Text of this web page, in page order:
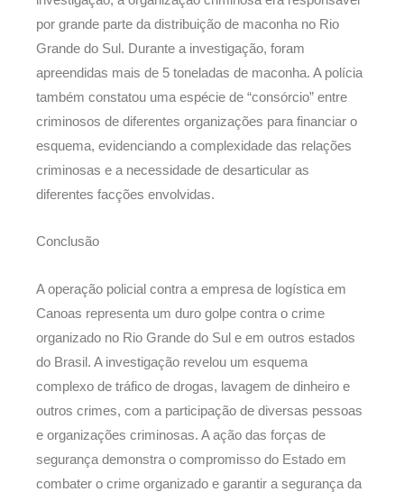
por grande parte da distribuição de maconha no Rio
Grande do Sul. Durante a investigação, foram
apreendidas mais de 5 toneladas de maconha. A polícia
também constatou uma espécie de “consórcio” entre
criminosos de diferentes organizações para financiar o
esquema, evidenciando a complexidade das relações
criminosas e a necessidade de desarticular as
diferentes facções envolvidas.
Conclusão
A operação policial contra a empresa de logística em
Canoas representa um duro golpe contra o crime
organizado no Rio Grande do Sul e em outros estados
do Brasil. A investigação revelou um esquema
complexo de tráfico de drogas, lavagem de dinheiro e
outros crimes, com a participação de diversas pessoas
e organizações criminosas. A ação das forças de
segurança demonstra o compromisso do Estado em
combater o crime organizado e garantir a segurança da